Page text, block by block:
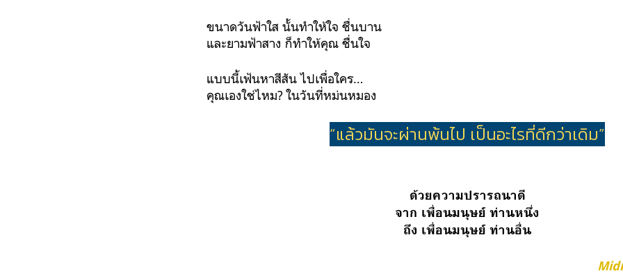
ขนาดวันฟ้าใส นั้นทำให้ใจ ชื่นบาน
และยามฟ้าสาง ก็ทำให้คุณ ชื่นใจ
แบบนี้เฟ้นหาสีสัน ไปเพื่อใคร…
คุณเองใช่ไหม? ในวันที่หม่นหมอง
“แล้วมันจะผ่านพ้นไป เป็นอะไรที่ดีกว่าเดิม”
ด้วยความปรารถนาดี
จาก เพื่อนมนุษย์ ท่านหนึ่ง
ถึง เพื่อนมนุษย์ ท่านอื่น